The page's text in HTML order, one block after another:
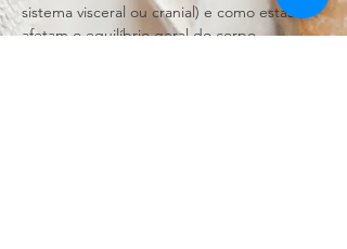
sistema visceral ou cranial) e como estas
afetam o equilíbrio geral do corpo.